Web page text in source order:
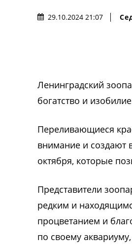
29.10.2024 21:07
Ленинградский
богатство и
Переливающиеся
внимание и создают
октября, которые
Представители
редким и
процветанием и
по своему